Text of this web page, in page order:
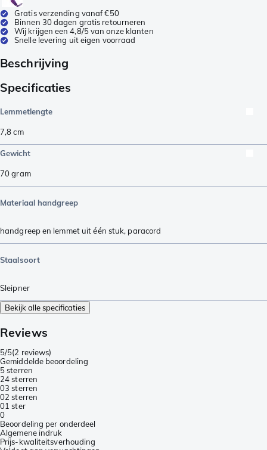
Gratis verzending vanaf €50
Binnen 30 dagen gratis retourneren
Wij krijgen een 4,8/5 van onze klanten
Snelle levering uit eigen voorraad
Beschrijving
Specificaties
Lemmetlengte
7,8cm
Gewicht
70gram
Materiaal handgreep
handgreep en lemmet uit één stuk, paracord
Staalsoort
Sleipner
Bekijk alle specificaties
Reviews
5/5(2 reviews)
Gemiddelde beoordeling
5 sterren
24 sterren
03 sterren
02 sterren
01 ster
0
Beoordeling per onderdeel
Algemene indruk
Prijs-kwaliteitsverhouding